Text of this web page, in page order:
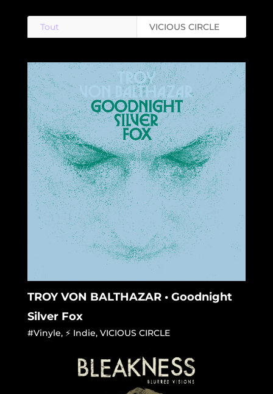
Tout VICIOUS CIRCLE
TROY VON BALTHAZAR • Goodnight
Silver Fox
#Vinyle, ⚡ Indie, VICIOUS CIRCLE